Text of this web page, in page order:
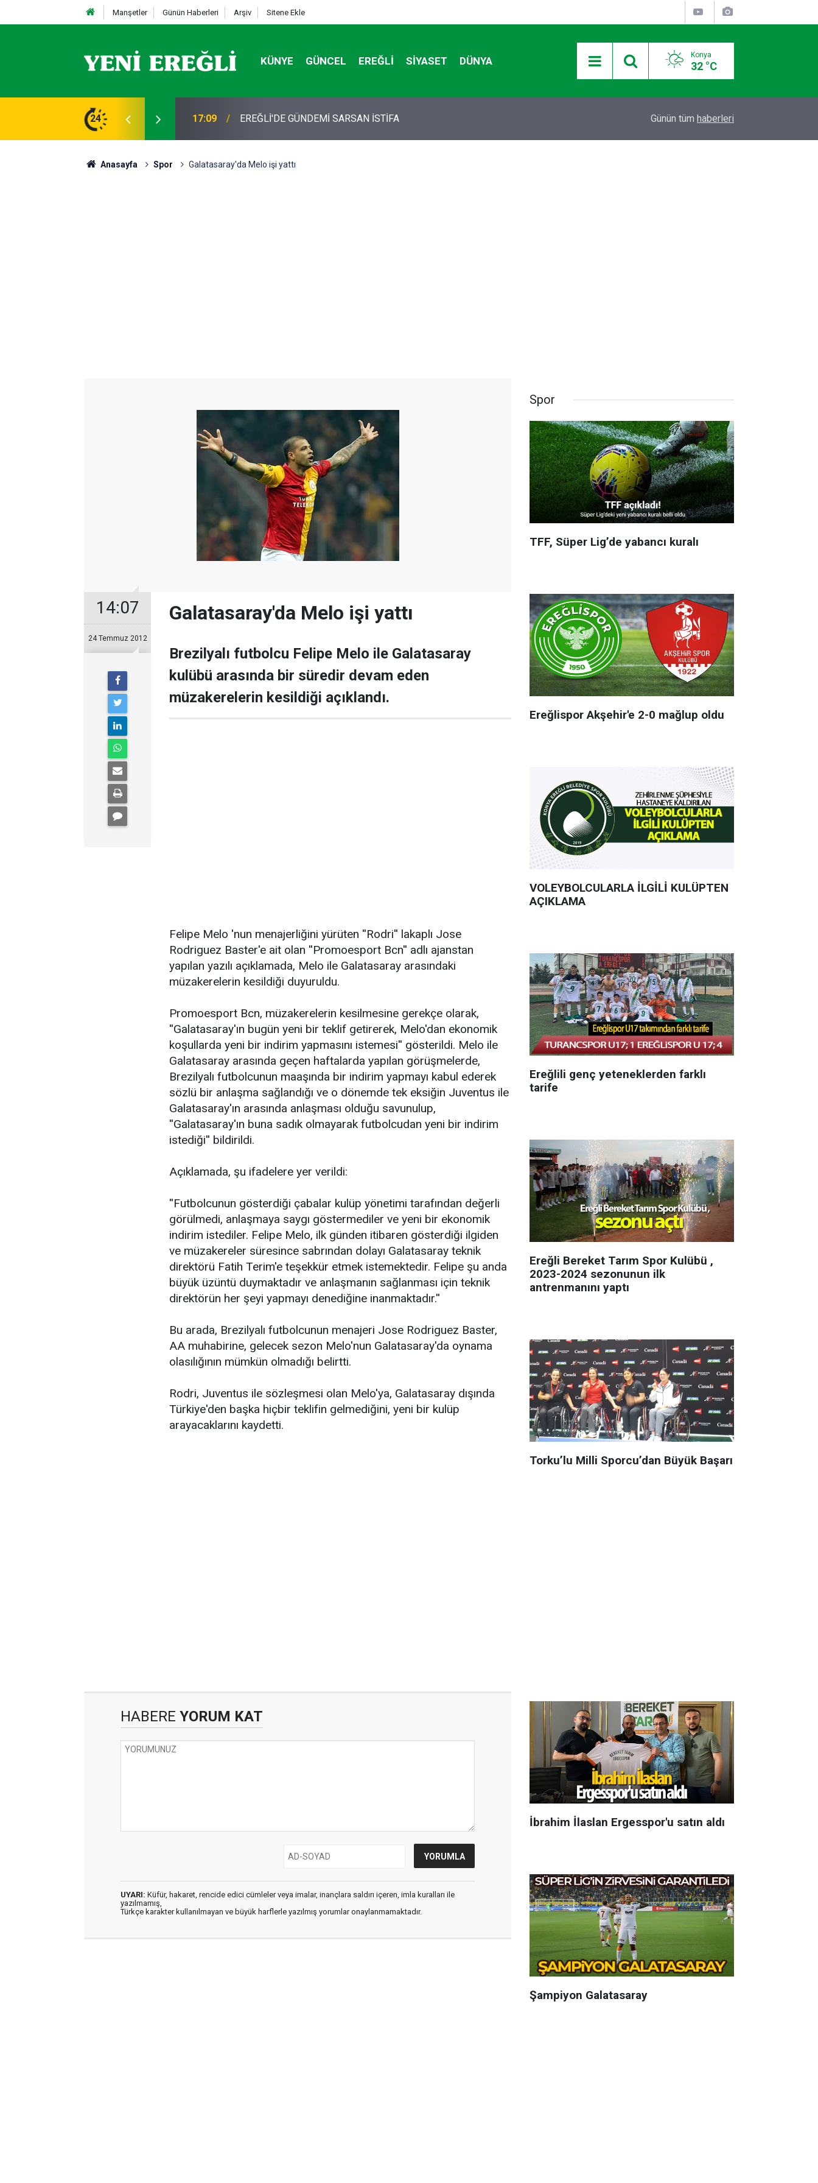
Manşetler Günün Haberleri Arşiv Sitene Ekle
KÜNYE GÜNCEL EREĞLI SIYASET DÜNYA Konya
32 °C
24 13:19 Takla atan otomobildeki Bedirhan öldü, 3 kişi yaralandı Otomobilde silahla başlarından vurulan 2
Günün tüm haberleri
Anasayfa Spor Galatasaray'da Melo işi yattı
14:07
24 Temmuz 2012
Galatasaray'da Melo işi yattı
Brezilyalı futbolcu Felipe Melo ile Galatasaray
kulübü arasında bir süredir devam eden
müzakerelerin kesildiği açıklandı.
Felipe Melo 'nun menajerliğini yürüten ''Rodri'' lakaplı Jose
Rodriguez Baster'e ait olan ''Promoesport Bcn'' adlı ajanstan
yapılan yazılı açıklamada, Melo ile Galatasaray arasındaki
müzakerelerin kesildiği duyuruldu.
Promoesport Bcn, müzakerelerin kesilmesine gerekçe olarak,
''Galatasaray'ın bugün yeni bir teklif getirerek, Melo'dan ekonomik
koşullarda yeni bir indirim yapmasını istemesi'' gösterildi. Melo ile
Galatasaray arasında geçen haftalarda yapılan görüşmelerde,
Brezilyalı futbolcunun maaşında bir indirim yapmayı kabul ederek
sözlü bir anlaşma sağlandığı ve o dönemde tek eksiğin Juventus ile
Galatasaray'ın arasında anlaşması olduğu savunulup,
''Galatasaray'ın buna sadık olmayarak futbolcudan yeni bir indirim
istediği'' bildirildi.
Açıklamada, şu ifadelere yer verildi:
''Futbolcunun gösterdiği çabalar kulüp yönetimi tarafından değerli
görülmedi, anlaşmaya saygı göstermediler ve yeni bir ekonomik
indirim istediler. Felipe Melo, ilk günden itibaren gösterdiği ilgiden
ve müzakereler süresince sabrından dolayı Galatasaray teknik
direktörü Fatih Terim'e teşekkür etmek istemektedir. Felipe şu anda
büyük üzüntü duymaktadır ve anlaşmanın sağlanması için teknik
direktörün her şeyi yapmayı denediğine inanmaktadır.''
Bu arada, Brezilyalı futbolcunun menajeri Jose Rodriguez Baster,
AA muhabirine, gelecek sezon Melo'nun Galatasaray'da oynama
olasılığının mümkün olmadığı belirtti.
Rodri, Juventus ile sözleşmesi olan Melo'ya, Galatasaray dışında
Türkiye'den başka hiçbir teklifin gelmediğini, yeni bir kulüp
arayacaklarını kaydetti.
HABERE YORUM KAT
UYARI: Küfür, hakaret, rencide edici cümleler veya imalar, inançlara saldırı içeren, imla kuralları ile
yazılmamış,
Türkçe karakter kullanılmayan ve büyük harflerle yazılmış yorumlar onaylanmamaktadır.
Spor
TFF, Süper Lig’de yabancı kuralı
Ereğlispor Akşehir'e 2-0 mağlup oldu
VOLEYBOLCULARLA İLGİLİ KULÜPTEN
AÇIKLAMA
Ereğlili genç yeteneklerden farklı
tarife
Ereğli Bereket Tarım Spor Kulübü ,
2023-2024 sezonunun ilk
antrenmanını yaptı
Torku’lu Milli Sporcu’dan Büyük Başarı
İbrahim İlaslan Ergesspor'u satın aldı
Şampiyon Galatasaray